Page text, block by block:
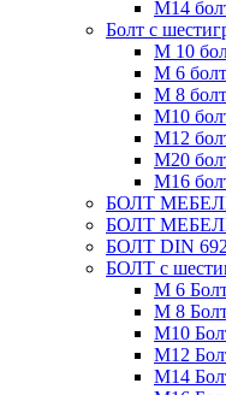
М14
Болт с
М 10
М 6
М 8
М10
М12
М20
М16
БОЛТ
БОЛТ
БОЛТ DIN
БОЛТ с
М 6
М 8
М10
М12
М14